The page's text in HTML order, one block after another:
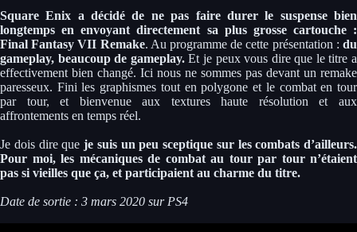
Square Enix a décidé de ne pas faire durer le suspense bien
longtemps en envoyant directement sa plus grosse cartouche :
Final Fantasy VII Remake. Au programme de cette présentation :du
gameplay, beaucoup de gameplay.Et je peux vous dire que le titre a
effectivement bien changé. Ici nous ne sommes pas devant un remake
paresseux. Fini les graphismes tout en polygone et le combat en tour
par tour, et bienvenue aux textures haute résolution et aux
affrontements en temps réel.
Je dois dire que je suis un peu sceptique sur les combats d’ailleurs.
Pour moi, les mécaniques de combat au tour par tour n’étaient
pas si vieilles que ça, et participaient au charme du titre.
Date de sortie : 3 mars 2020 sur PS4